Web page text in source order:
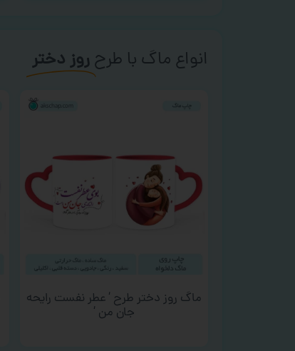
انواع ماگ با طرحروز دختر
ماگ روز دختر طرح ‘ عطر نفست رایحه
جان من ‘